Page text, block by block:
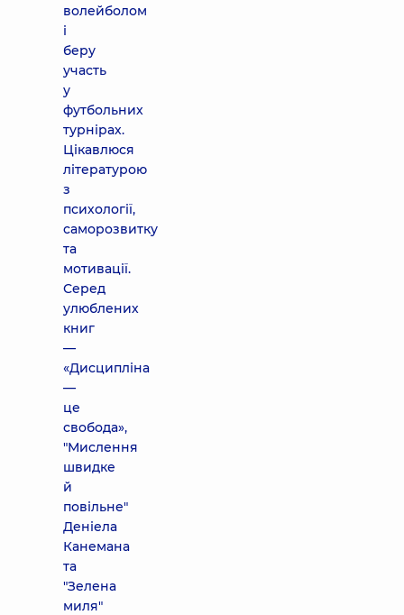
волейболом
і
беру
участь
у
футбольних
турнірах.
Цікавлюся
літературою
з
психології,
саморозвитку
та
мотивації.
Серед
улюблених
книг
—
«Дисципліна
—
це
свобода»,
"Мислення
швидке
й
повільне"
Деніела
Канемана
та
"Зелена
миля"